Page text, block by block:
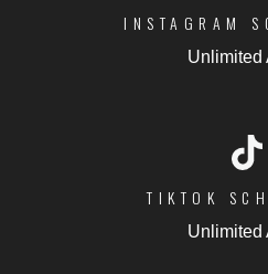
INSTAGRAM
Unlimited
TIKTOK
Unlimited